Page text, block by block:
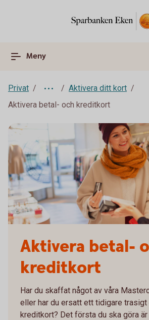
Meny
Privat
Aktivera ditt kort
Aktivera betal- och kreditkort
Aktivera betal-
kreditkort
Har du skaffat något av våra
eller har du ersatt ett tidigare
kreditkort? Det första du ska göra